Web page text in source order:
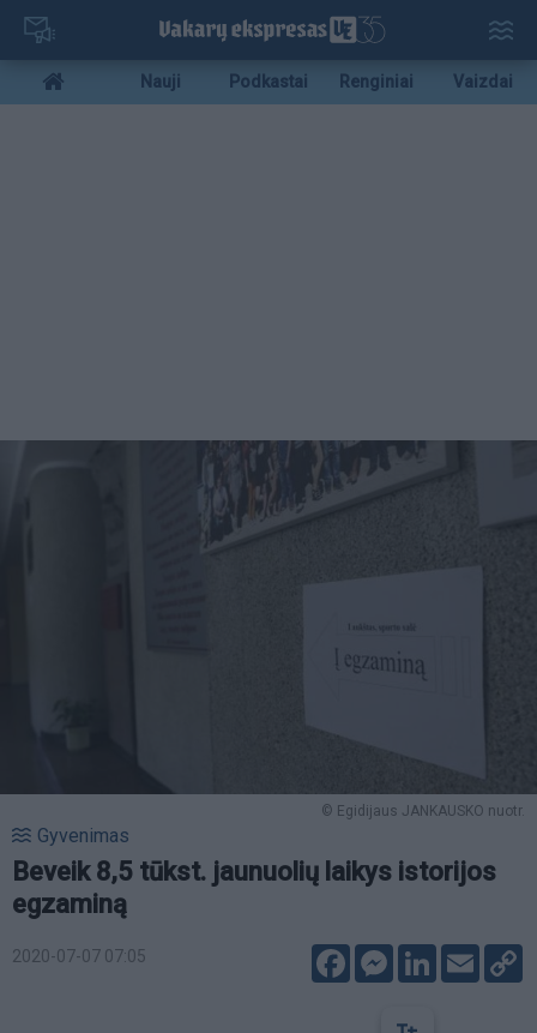
Pereiti
pagrindinį
turinį
Mobile
menu
Nauji Podkastai Renginiai Vaizdai
© Egidijaus JANKAUSKO nuotr.
Gyvenimas
Beveik 8,5 tūkst. jaunuolių laikys istorijos
egzaminą
2020-07-07 07:05 FacebookMessenger
LinkedIn
Email